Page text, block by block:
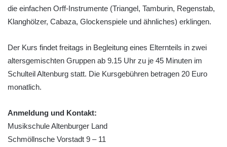
die einfachen Orff-Instrumente (Triangel, Tamburin, Regenstab,
Klanghölzer, Cabaza, Glockenspiele und ähnliches) erklingen.
Der Kurs findet freitags in Begleitung eines Elternteils in zwei
altersgemischten Gruppen ab 9.15 Uhr zu je 45 Minuten im
Schulteil Altenburg statt. Die Kursgebühren betragen 20 Euro
monatlich.
Anmeldung und Kontakt:
Musikschule Altenburger Land
Schmöllnsche Vorstadt 9 – 11